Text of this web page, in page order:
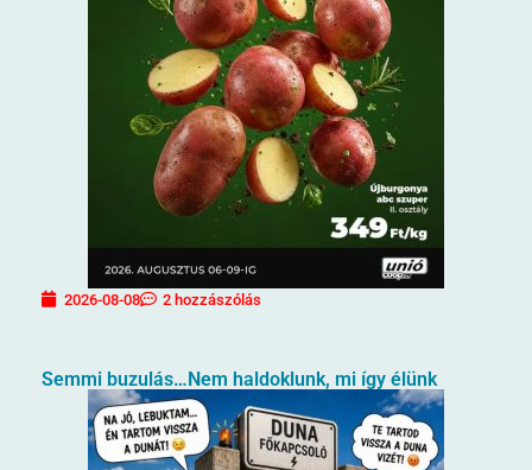
2026-08-08 2 hozzászólás
Semmi buzulás…Nem haldoklunk, mi így élünk